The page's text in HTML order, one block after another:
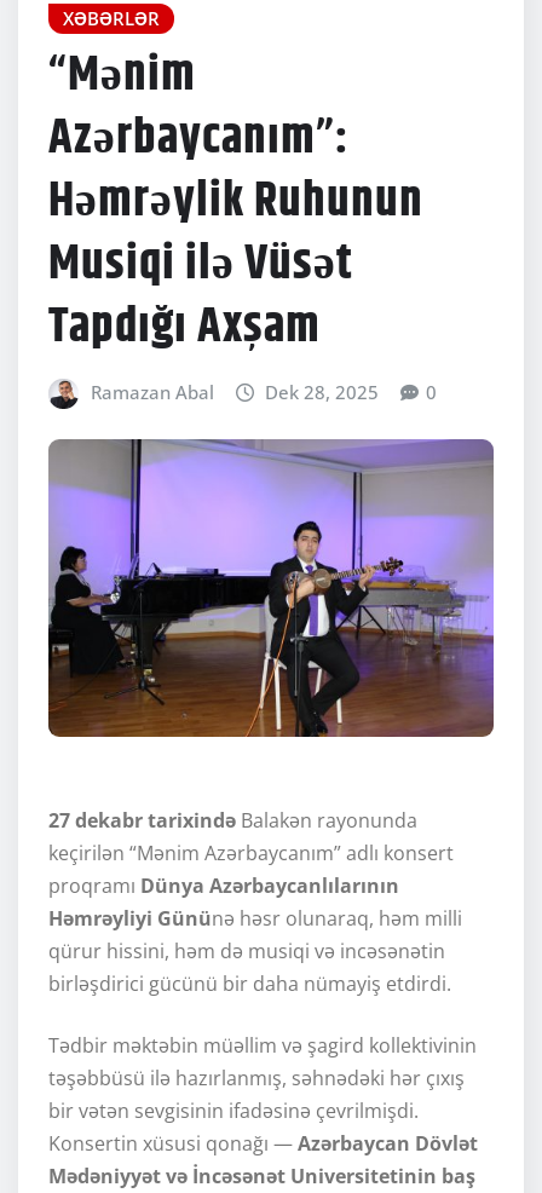
XƏBƏRLƏR
“Mənim
Azərbaycanım”:
Həmrəylik Ruhunun
Musiqi ilə Vüsət
Tapdığı Axşam
Ramazan Abal Dek 28, 2025 0
27 dekabr tarixində Balakən rayonunda
keçirilən “Mənim Azərbaycanım” adlı konsert
proqramı Dünya Azərbaycanlılarının
Həmrəyliyi Gününə həsr olunaraq, həm milli
qürur hissini, həm də musiqi və incəsənətin
birləşdirici gücünü bir daha nümayiş etdirdi.
Tədbir məktəbin müəllim və şagird kollektivinin
təşəbbüsü ilə hazırlanmış, səhnədəki hər çıxış
bir vətən sevgisinin ifadəsinə çevrilmişdi.
Konsertin xüsusi qonağı —Azərbaycan Dövlət
Mədəniyyət və İncəsənət Universitetinin baş